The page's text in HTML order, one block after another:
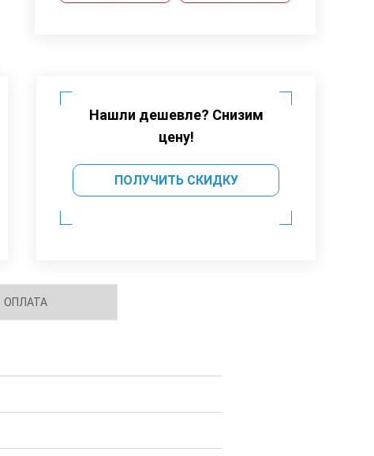
Нашли дешевле? Снизим
цену!
ПОЛУЧИТЬ СКИДКУ
ОПЛАТА